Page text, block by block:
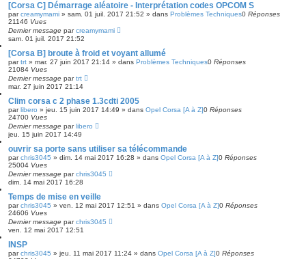
[Corsa C] Démarrage aléatoire - Interprétation codes OPCOM S
parcreamymami » sam. 01 juil. 2017 21:52 » dans Problèmes Techniques0 Réponses
21146 Vues
Dernier message parcreamymami
sam. 01 juil. 2017 21:52
[Corsa B] broute à froid et voyant allumé
partrt » mar. 27 juin 2017 21:14 » dans Problèmes Techniques0 Réponses
21084 Vues
Dernier message partrt
mar. 27 juin 2017 21:14
Clim corsa c 2 phase 1.3cdti 2005
parlibero » jeu. 15 juin 2017 14:49 » dans Opel Corsa [A à Z]0 Réponses
24700 Vues
Dernier message parlibero
jeu. 15 juin 2017 14:49
ouvrir sa porte sans utiliser sa télécommande
parchris3045 » dim. 14 mai 2017 16:28 » dans Opel Corsa [A à Z]0 Réponses
25004 Vues
Dernier message parchris3045
dim. 14 mai 2017 16:28
Temps de mise en veille
parchris3045 » ven. 12 mai 2017 12:51 » dans Opel Corsa [A à Z]0 Réponses
24606 Vues
Dernier message parchris3045
ven. 12 mai 2017 12:51
INSP
parchris3045 » jeu. 11 mai 2017 11:24 » dans Opel Corsa [A à Z]0 Réponses